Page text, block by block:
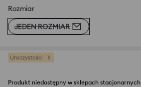
Rozmiar
JEDEN ROZMIAR
Uroczystości
Produkt niedostępny w sklepach stacjonarnych